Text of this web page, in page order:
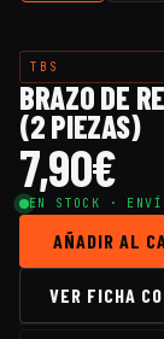
TBS
BRAZO DE
(2 PIEZAS)
7,90€
EN STOCK ·
AÑADIR AL
VER FICHA